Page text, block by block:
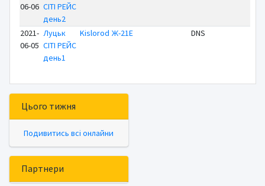
06-06 СІТІ РЕЙС
день2
2021-
06-05
Луцьк
СІТІ РЕЙС
день1
Kislorod Ж-21Е DNS
Цього тижня
Подивитись всі онлайни
Партнери